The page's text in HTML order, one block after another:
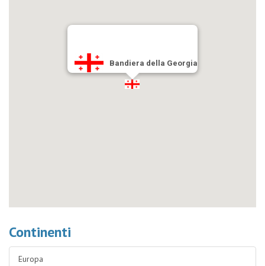
Bandiera della Georgia
Continenti
Europa